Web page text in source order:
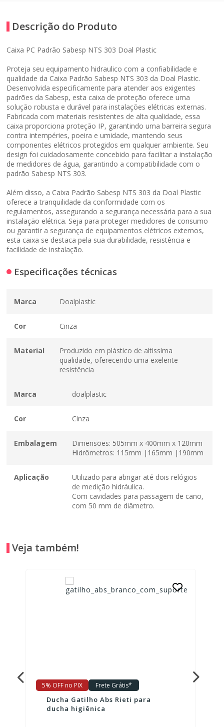
Descrição do Produto
Caixa PC Padrão Sabesp NTS 303 Doal Plastic
Proteja seu equipamento hidraulico com a confiabilidade e
qualidade da Caixa Padrão Sabesp NTS 303 da Doal Plastic.
Desenvolvida especificamente para atender aos exigentes
padrões da Sabesp, esta caixa de proteção oferece uma
solução robusta e durável para instalações elétricas externas.
Fabricada com materiais resistentes de alta qualidade, essa
caixa proporciona proteção IP, garantindo uma barreira segura
contra intempéries, poeira e umidade, mantendo seus
componentes elétricos protegidos em qualquer ambiente. Seu
design foi cuidadosamente concebido para facilitar a instalação
de medidores de água, garantindo a compatibilidade com o
padrão Sabesp NTS 303.
Além disso, a Caixa Padrão Sabesp NTS 303 da Doal Plastic
oferece a tranquilidade da conformidade com os
regulamentos, assegurando a segurança necessária para a sua
instalação elétrica. Seja para proteger medidores de consumo
ou garantir a segurança de equipamentos elétricos externos,
esta caixa se destaca pela sua durabilidade, resistência e
facilidade de instalação.
Especificações técnicas
Marca Doalplastic
Cor Cinza
Material
Produzido em plástico de altissíma
qualidade, oferecendo uma exelente
resistência
Marca doalplastic
Cor Cinza
Embalagem
Dimensões: 505mm x 400mm x 120mm
Hidrômetros: 115mm |165mm |190mm
Aplicação
Utilizado para abrigar até dois relógios
de medição hidráulica.
Com cavidades para passagem de cano,
com 50 mm de diâmetro.
Veja também!
5% OFF no PIX Frete Grátis*
Ducha Gatilho Abs Rieti para
ducha higiênica